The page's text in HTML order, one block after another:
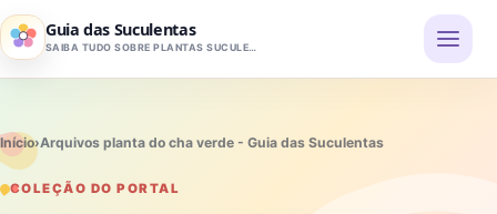
Pular para o conteúdo
Guia das Suculentas
SAIBA TUDO SOBRE PLANTAS SUCULENTAS
Início›Arquivos planta do cha verde - Guia das Suculentas
COLEÇÃO DO PORTAL